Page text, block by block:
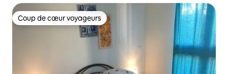
Coup de cœur voyageurs
Coup de cœur voyageurs